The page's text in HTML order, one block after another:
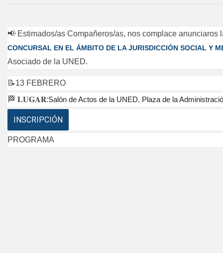
📢 Estimados/as Compañeros/as, nos complace anunciaros
CONCURSAL EN EL ÁMBITO DE LA JURISDICCIÓN SOCIAL Y
Asociado de la UNED.
📝13 FEBRERO
🏁 𝐋𝐔𝐆𝐀𝐑:Salón de Actos de la UNED. Plaza de la
INSCRIPCIÓN
PROGRAMA